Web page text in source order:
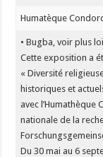
Humatèque
• Bugba, voir plus
Cette exposition a
« Diversité
historiques et
avec l’Humathèque
nationale de la
Du 30 mai au 6